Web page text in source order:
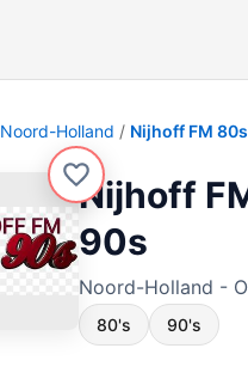
Noord-Holland Nijhoff FM
Nijhoff
90s
Noord-Holland -
80's 90's